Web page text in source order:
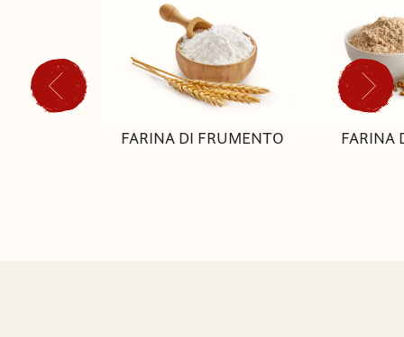
FARINA DI FRUMENTO FARINA